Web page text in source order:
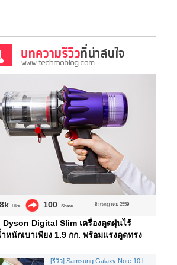
8k Like 100 Share 8 กรกฎาคม 2559
Dyson Digital Slim เครื่องดูดฝุ่นไร้
หนักเบาเพียง 1.9 กก. พร้อมแรงดูดทรง
[รีวิว] Samsung Galaxy Note 10 l